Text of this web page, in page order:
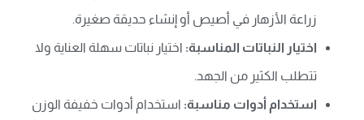
زراعة الأزهار في أصيص أو إنشاء حديقة صغيرة.
اختيار النباتات المناسبة: اختيار نباتات سهلة العناية ولا
تتطلب الكثير من الجهد.
استخدام أدوات مناسبة: استخدام أدوات خفيفة الوزن